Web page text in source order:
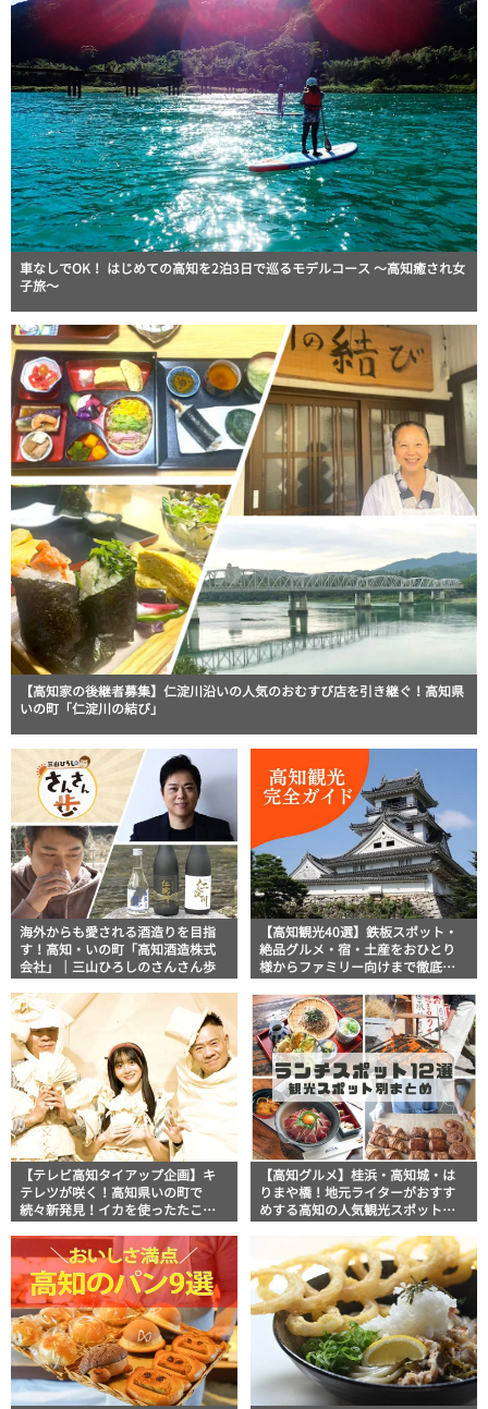
車なしでOK！ はじめての高知を2泊3日で巡るモデルコース 〜高知癒され女
子旅〜
【高知家の後継者募集】仁淀川沿いの人気のおむすび店を引き継ぐ！高知県
いの町「仁淀川の結び」
海外からも愛される酒造りを目指
す！高知・いの町「高知酒造株式
会社」｜三山ひろしのさんさん歩
【高知観光40選】鉄板スポット・
絶品グルメ・宿・土産をおひとり
様からファミリー向けまで徹底解
【テレビ高知タイアップ企画】キ
テレツが咲く！高知県いの町で
続々新発見！イカを使ったたこ焼
芸店まで盛りだくさん！
【高知グルメ】桂浜・高知城・は
りまや橋！地元ライターがおすす
めする高知の人気観光スポット周